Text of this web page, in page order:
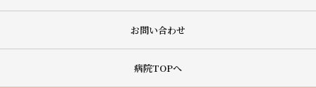
お問い合わせ
病院TOPへ